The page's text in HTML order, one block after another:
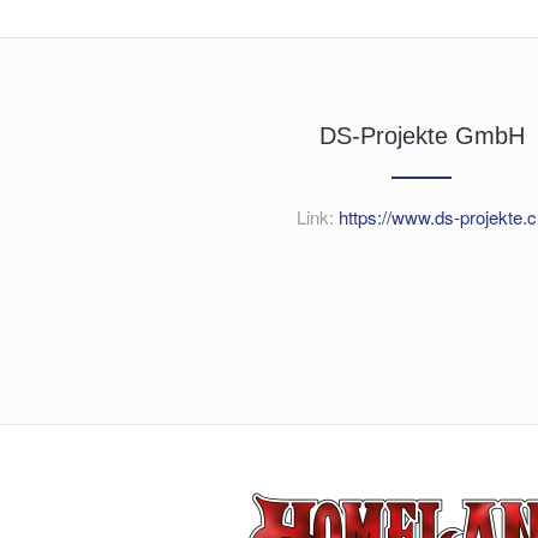
DS-Projekte GmbH
Link: https://www.ds-